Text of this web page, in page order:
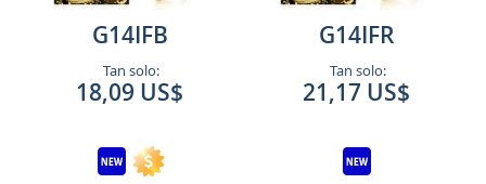
G14IFB
Tan solo:
18,09 US$
G14IFR
Tan solo:
21,17 US$